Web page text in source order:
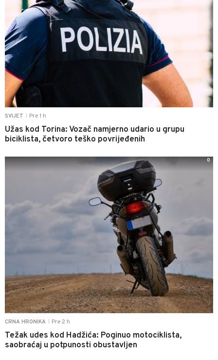
SVIJET Pre 1 h
Užas kod Torina: Vozač namjerno udario u grupu
biciklista, četvoro teško povrijeđenih
CRNA HRONIKA Pre 2 h
Težak udes kod Hadžića: Poginuo motociklista,
saobraćaj u potpunosti obustavljen
0